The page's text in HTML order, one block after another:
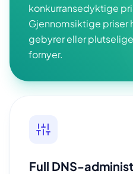
konkurransedyktige
Gjennomsiktige priser
gebyrer eller plutselige
fornyer.
Full DNS-